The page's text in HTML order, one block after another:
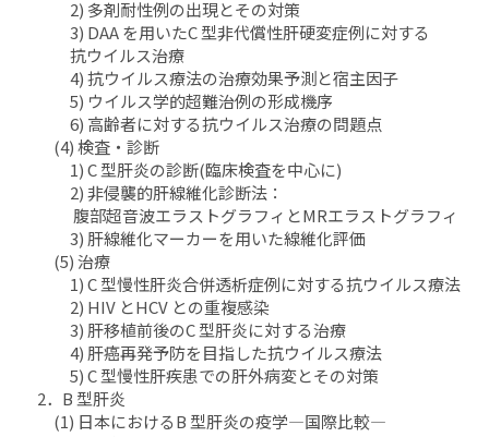
2) 多剤耐性例の出現とその対策
3) DAA を用いたC 型非代償性肝硬変症例に対する
抗ウイルス治療
4) 抗ウイルス療法の治療効果予測と宿主因子
5) ウイルス学的超難治例の形成機序
6) 高齢者に対する抗ウイルス治療の問題点
(4) 検査・診断
1) C 型肝炎の診断(臨床検査を中心に)
2) 非侵襲的肝線維化診断法：
腹部超音波エラストグラフィとMRエラストグラフィ
3) 肝線維化マーカーを用いた線維化評価
(5) 治療
1) C 型慢性肝炎合併透析症例に対する抗ウイルス療法
2) HIV とHCV との重複感染
3) 肝移植前後のC 型肝炎に対する治療
4) 肝癌再発予防を目指した抗ウイルス療法
5) C 型慢性肝疾患での肝外病変とその対策
2．B 型肝炎
(1) 日本におけるB 型肝炎の疫学―国際比較―